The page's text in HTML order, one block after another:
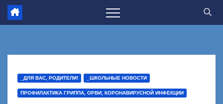
_ДЛЯ ВАС, РОДИТЕЛИ! _ШКОЛЬНЫЕ НОВОСТИ
ПРОФИЛАКТИКА ГРИППА, ОРВИ, КОРОНАВИРУСНОЙ ИНФЕКЦИИ